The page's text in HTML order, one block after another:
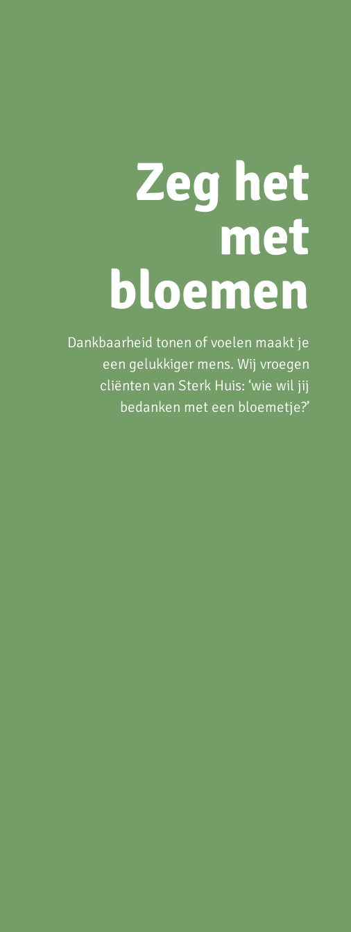
Zeg het
met
bloemen
Dankbaarheid tonen of voelen maakt je
een gelukkiger mens. Wij vroegen
cliënten van Sterk Huis: ‘wie wil jij
bedanken met een bloemetje?’